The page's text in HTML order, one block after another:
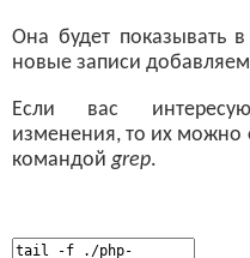
Она будет показывать
новые записи
Если вас
изменения, то их можно
командойgrep.